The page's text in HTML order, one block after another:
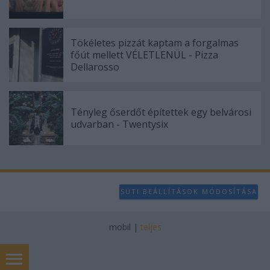
Tökéletes pizzát kaptam a forgalmas
főút mellett VÉLETLENÜL - Pizza
Dellarosso
Tényleg őserdőt építettek egy belvárosi
udvarban - Twentysix
SÜTI BEÁLLÍTÁSOK MÓDOSÍTÁSA
mobil | teljes